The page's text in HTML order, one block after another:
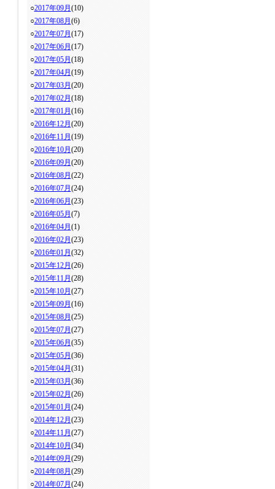
○2017年09月 (10)
○2017年08月 (6)
○2017年07月 (17)
○2017年06月 (17)
○2017年05月 (18)
○2017年04月 (19)
○2017年03月 (20)
○2017年02月 (18)
○2017年01月 (16)
○2016年12月 (20)
○2016年11月 (19)
○2016年10月 (20)
○2016年09月 (20)
○2016年08月 (22)
○2016年07月 (24)
○2016年06月 (23)
○2016年05月 (7)
○2016年04月 (1)
○2016年02月 (23)
○2016年01月 (32)
○2015年12月 (26)
○2015年11月 (28)
○2015年10月 (27)
○2015年09月 (16)
○2015年08月 (25)
○2015年07月 (27)
○2015年06月 (35)
○2015年05月 (36)
○2015年04月 (31)
○2015年03月 (36)
○2015年02月 (26)
○2015年01月 (24)
○2014年12月 (23)
○2014年11月 (27)
○2014年10月 (34)
○2014年09月 (29)
○2014年08月 (29)
○2014年07月 (24)